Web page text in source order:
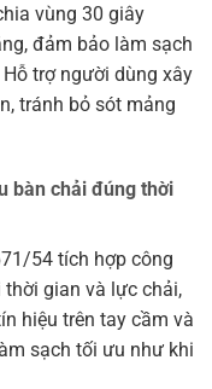
vùng 30 giây
đảm bảo làm sạch
trợ người dùng xây
tránh bỏ sót mảng
bàn chải đúng thời
54 tích hợp công
thời gian và lực chải,
hiệu trên tay cầm và
sạch tối ưu như khi